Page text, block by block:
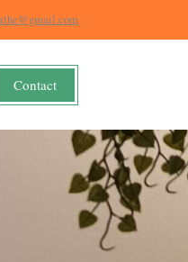
Contact